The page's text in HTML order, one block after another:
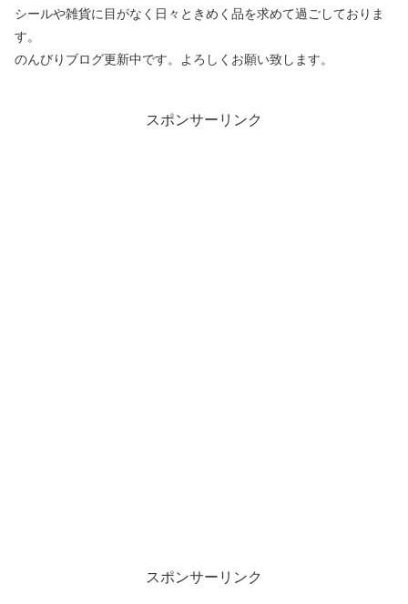
シールや雑貨に目がなく日々ときめく品を求めて過ごしておりま
す。
のんびりブログ更新中です。よろしくお願い致します。
スポンサーリンク
スポンサーリンク